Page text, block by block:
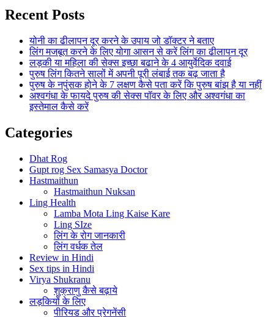
Recent Posts
योनी का ढीलापन दूर करने के उपाय जो डॉक्टर ने बताए
लिंग मजबूत करने के लिए योगा आसन से करें लिंग का ढीलापन दूर
लड़की या महिला की सेक्स इच्छा बढाने के 4 आयुर्वेदिक दवाई
पुरुष लिंग कितने सालों में अपनी पूरी लंबाई तक बढ़ जाता है
पुरुष के नपुंसक होने के 7 लक्षण कैसे पता करें कि पुरुष बांझ है या नहीं
अश्वगंधा के फायदे पुरुष की सेक्स पॉवर के लिए और अश्वगंधा का
इस्तेमाल कैसे करें
Categories
Dhat Rog
Gupt rog Sex Samasya Doctor
Hastmaithun
Hastmaithun Nuksan
Ling Health
Lamba Mota Ling Kaise Kare
Ling SIze
लिंग के रोग जानकारी
लिंग वर्धक तेल
Review in Hindi
Sex tips in Hindi
Virya Shukranu
शुक्राणु कैसे बढ़ाये
लड़कियों के लिए
पीरियड और प्रेगनेंसी